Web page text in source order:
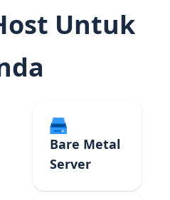
Untuk
Bare Metal
Server